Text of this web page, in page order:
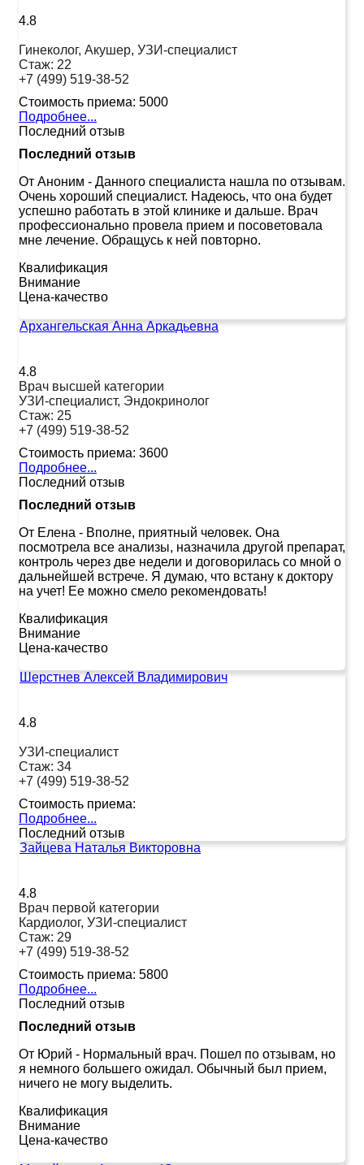
4.8
Гинеколог, Акушер, УЗИ-специалист
Стаж: 22
+7 (499) 519-38-52
Стоимость приема: 5000
Подробнее...
Последний отзыв
Последний отзыв
От Аноним - Данного специалиста нашла по отзывам.
Очень хороший специалист. Надеюсь, что она будет
успешно работать в этой клинике и дальше. Врач
профессионально провела прием и посоветовала
мне лечение. Обращусь к ней повторно.
Квалификация
Внимание
Цена-качество
Архангельская Анна Аркадьевна
4.8
Врач высшей категории
УЗИ-специалист, Эндокринолог
Стаж: 25
+7 (499) 519-38-52
Стоимость приема: 3600
Подробнее...
Последний отзыв
Последний отзыв
От Елена - Вполне, приятный человек. Она
посмотрела все анализы, назначила другой препарат,
контроль через две недели и договорилась со мной о
дальнейшей встрече. Я думаю, что встану к доктору
на учет! Ее можно смело рекомендовать!
Квалификация
Внимание
Цена-качество
Шерстнев Алексей Владимирович
4.8
УЗИ-специалист
Стаж: 34
+7 (499) 519-38-52
Стоимость приема:
Подробнее...
Последний отзыв
Зайцева Наталья Викторовна
4.8
Врач первой категории
Кардиолог, УЗИ-специалист
Стаж: 29
+7 (499) 519-38-52
Стоимость приема: 5800
Подробнее...
Последний отзыв
Последний отзыв
От Юрий - Нормальный врач. Пошел по отзывам, но
я немного большего ожидал. Обычный был прием,
ничего не могу выделить.
Квалификация
Внимание
Цена-качество